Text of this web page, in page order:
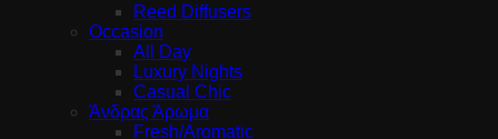
Reed Diffusers
Occasion
All Day
Luxury Nights
Casual Chic
Άνδρας Άρωμα
Fresh/Aromatic